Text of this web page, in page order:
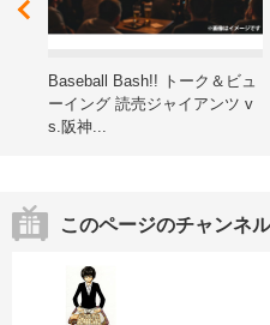
Baseball Bash!! トーク＆ビュ
ーイング 読売ジャイアンツ v
s.阪神...
このページのチャンネ